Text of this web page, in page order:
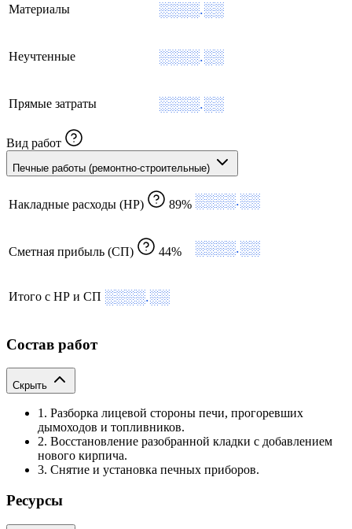
Материалы ░░░░.░░
Неучтенные ░░░░.░░
Прямые затраты ░░░░.░░
Вид работ
Печные работы (ремонтно-строительные)
Накладные расходы (НР) 89% ░░░░.░░
Сметная прибыль (СП) 44% ░░░░.░░
Итого с НР и СП ░░░░.░░
Состав работ
Скрыть
1. Разборка лицевой стороны печи, прогоревших
дымоходов и топливников.
2. Восстановление разобранной кладки с добавлением
нового кирпича.
3. Снятие и установка печных приборов.
Ресурсы